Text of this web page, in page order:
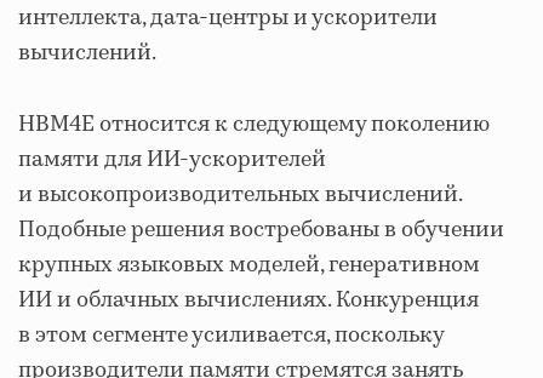
интеллекта, дата-центры и ускорители
вычислений.
HBM4E относится к следующему поколению
памяти для ИИ-ускорителей
и высокопроизводительных вычислений.
Подобные решения востребованы в обучении
крупных языковых моделей, генеративном
ИИ и облачных вычислениях. Конкуренция
в этом сегменте усиливается, поскольку
производители памяти стремятся занять